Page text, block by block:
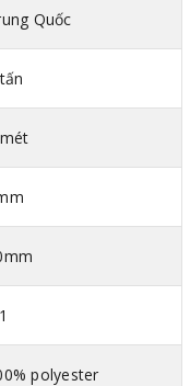
Quốc
Quốc
polyester